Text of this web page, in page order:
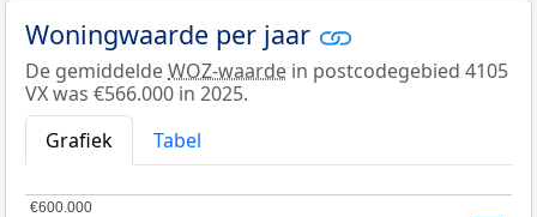
Woningwaarde per jaar
De gemiddeldeWOZ-waarde in postcodegebied 4105
VX was €566.000 in 2025.
Grafiek
Tabel
€600.000
€600.000